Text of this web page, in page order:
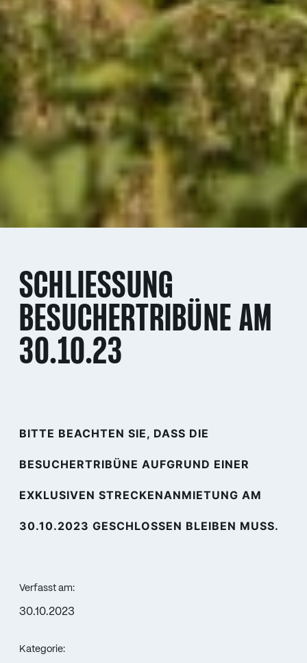
SCHLIESSUNG
BESUCHERTRIBÜNE AM
30.10.23
BITTE BEACHTEN SIE, DASS DIE
BESUCHERTRIBÜNE AUFGRUND EINER
EXKLUSIVEN STRECKENANMIETUNG AM
30.10.2023 GESCHLOSSEN BLEIBEN MUSS.
Verfasst am:
30.10.2023
Kategorie: